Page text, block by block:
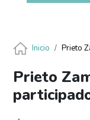
Ruta de
Inicio Prieto
Prieto